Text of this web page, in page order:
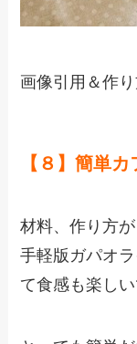
画像引用＆作
【８】簡単
材料、作り方
手軽版ガパオ
て食感も楽しい